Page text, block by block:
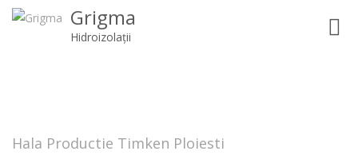
Grigma
Hidroizolații
Hala Productie Timken Ploiesti